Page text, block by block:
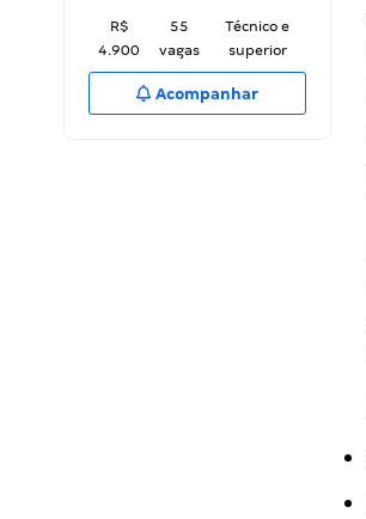
R$
4.900
55
vagas
Técnico e
superior
Acompanhar